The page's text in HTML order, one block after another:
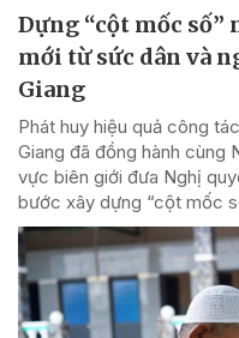
Dựng “cột mốc số”
mới từ sức dân và
Giang
Phát huy hiệu quả công
Giang đã đồng hành cùng
vực biên giới đưa Nghị
bước xây dựng “cột mốc